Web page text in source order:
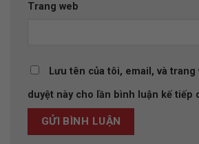
Trang web
Lưu tên của tôi, email, và
duyệt này cho lần bình luận kế tiếp